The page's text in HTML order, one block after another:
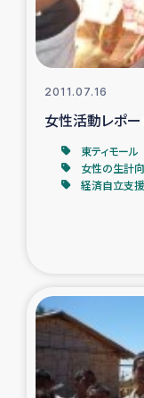
アイナロ県
ベ
2011.07.16
女性活動レポー
東ティモール
女性の生計
経済自立支